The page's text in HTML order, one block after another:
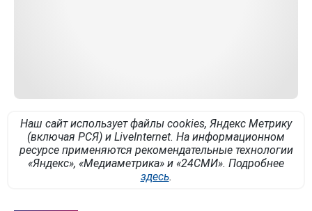
Наш сайт использует файлы cookies, Яндекс Метрику
(включая РСЯ) и LiveInternet. На информационном
ресурсе применяются рекомендательные технологии
«Яндекс», «Медиаметрика» и «24СМИ». Подробнее
здесь.